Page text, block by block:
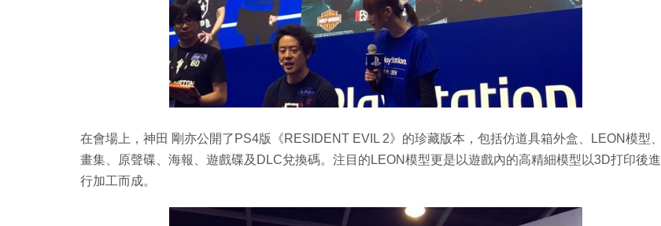
在會場上，神田 剛亦公開了PS4版《RESIDENT EVIL 2》的珍藏版本，包括仿道具箱外盒、LEON模型、
畫集、原聲碟、海報、遊戲碟及DLC兌換碼。注目的LEON模型更是以遊戲內的高精細模型以3D打印後進
行加工而成。